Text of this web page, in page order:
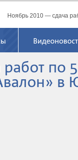
Ноябрь 2010 — сдача
по
в